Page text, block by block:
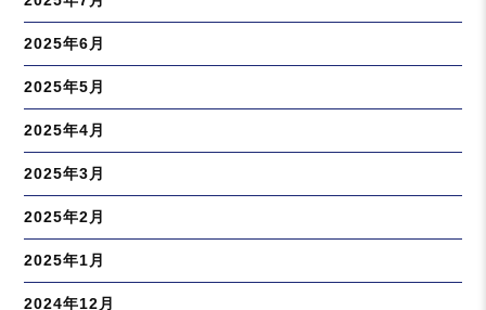
2025年6月
2025年5月
2025年4月
2025年3月
2025年2月
2025年1月
2024年12月